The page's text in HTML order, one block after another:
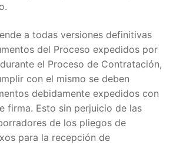
a todas versiones definitivas
del Proceso expedidos por
el Proceso de Contratación,
con el mismo se deben
debidamente expedidos con
firma. Esto sin perjuicio de las
de los pliegos de
para la recepción de